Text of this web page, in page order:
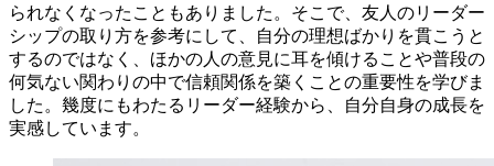
られなくなったこともありました。そこで、友人のリーダー
シップの取り方を参考にして、自分の理想ばかりを貫こうと
するのではなく、ほかの人の意見に耳を傾けることや普段の
何気ない関わりの中で信頼関係を築くことの重要性を学びま
した。幾度にもわたるリーダー経験から、自分自身の成長を
実感しています。